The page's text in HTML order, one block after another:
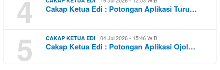
4 Cakap Ketua Edi : Potongan Aplikasi Turu…
5 CAKAP KETUA EDI 04 Jul 2026 - 15:46 WIB
Cakap Ketua Edi : Potongan Aplikasi Ojol…